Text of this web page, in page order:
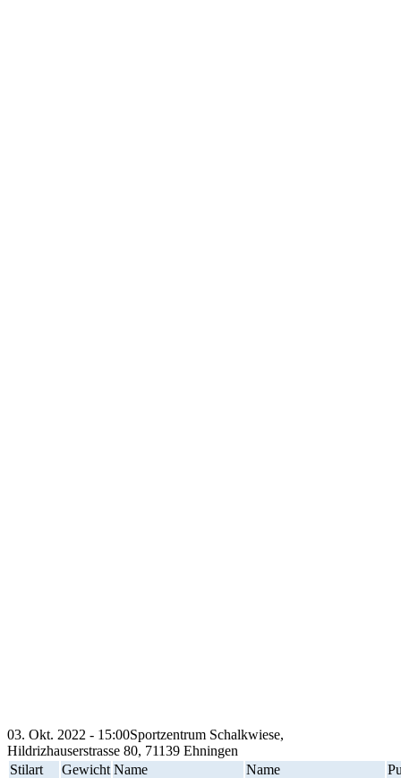
03. Okt. 2022 - 15:00Sportzentrum Schalkwiese,
Hildrizhauserstrasse 80, 71139 Ehningen
Stilart
Gewicht Name Name